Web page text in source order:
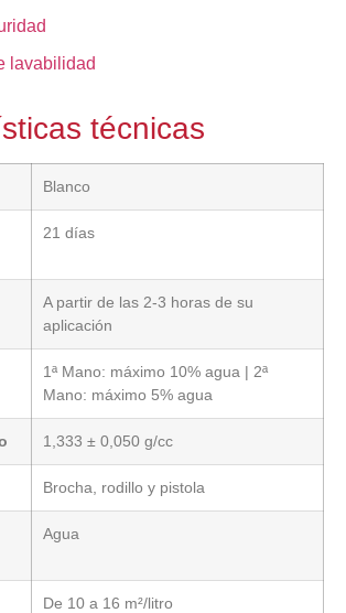
lavabilidad
técnicas
Blanco
21 días
A partir de las 2-3 horas de su
aplicación
1ª Mano: máximo 10% agua | 2ª
Mano: máximo 5% agua
1,333 ± 0,050 g/cc
Brocha, rodillo y pistola
Agua
De 10 a 16 m²/litro